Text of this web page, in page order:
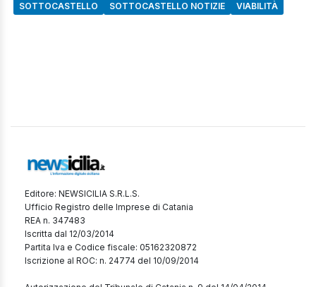
SOTTOCASTELLO
SOTTOCASTELLO NOTIZIE VIABILITÀ
Editore: NEWSICILIA S.R.L.S.
Ufficio Registro delle Imprese di Catania
REA n. 347483
Iscritta dal 12/03/2014
Partita Iva e Codice fiscale: 05162320872
Iscrizione al ROC: n. 24774 del 10/09/2014